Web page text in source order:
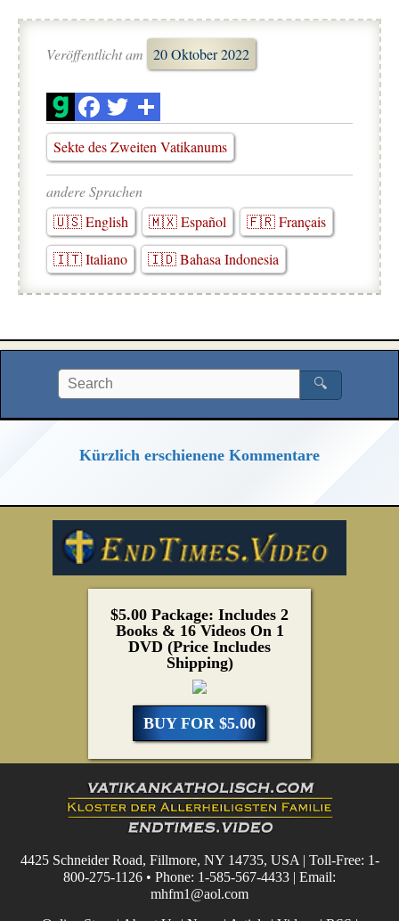
Veröffentlicht am 20 Oktober 2022
Sekte des Zweiten Vatikanums
andere Sprachen
🇺🇸 English
🇲🇽 Español
🇫🇷 Français
🇮🇹 Italiano
🇮🇩 Bahasa Indonesia
🔍
Kürzlich erschienene Kommentare
$5.00 Package: Includes 2
Books & 16 Videos On 1
DVD (Price Includes
Shipping)
BUY FOR $5.00
4425 Schneider Road, Fillmore, NY 14735, USA | Toll-Free: 1-
800-275-1126 • Phone: 1-585-567-4433 | Email:
mhfm1@aol.com